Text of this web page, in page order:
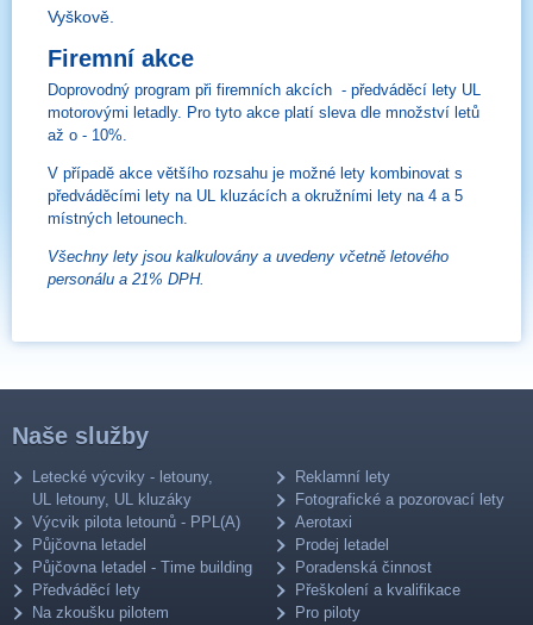
Vyškově.
Firemní akce
Doprovodný program při firemních akcích - předváděcí lety UL
motorovými letadly. Pro tyto akce platí sleva dle množství letů
až o - 10%.
V případě akce většího rozsahu je možné lety kombinovat s
předváděcími lety na UL kluzácích a okružními lety na 4 a 5
místných letounech.
Všechny lety jsou kalkulovány a uvedeny včetně letového
personálu a 21% DPH.
Naše služby
Letecké výcviky - letouny,
UL letouny, UL kluzáky
Výcvik pilota letounů - PPL(A)
Půjčovna letadel
Půjčovna letadel - Time building
Předváděcí lety
Na zkoušku pilotem
Reklamní lety
Fotografické a pozorovací lety
Aerotaxi
Prodej letadel
Poradenská činnost
Přeškolení a kvalifikace
Pro piloty